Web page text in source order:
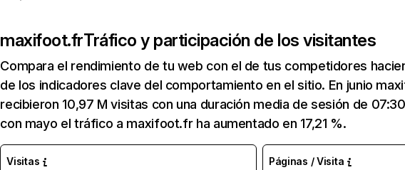
maxifoot.frTráfico y participación de los visitantes
Compara el rendimiento de tu web con el de tus competidores
de los indicadores clave del comportamiento en el sitio. En junio
recibieron 10,97 M visitas con una duración media de sesión de
con mayo el tráfico a maxifoot.fr ha aumentado en 17,21 %.
Visitas Páginas / Visita